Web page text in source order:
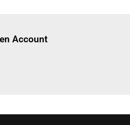
Account